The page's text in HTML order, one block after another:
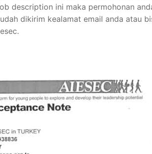
description ini maka permohonan
dikirim kealamat email anda atau